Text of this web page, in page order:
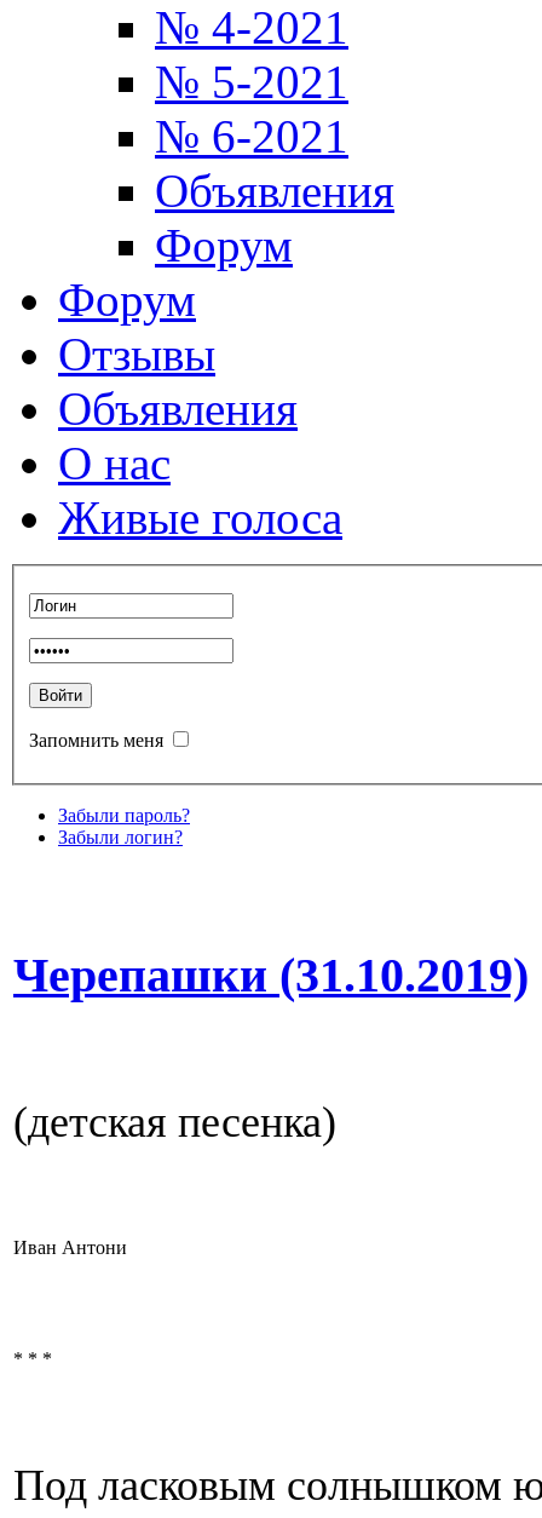
№ 4-2021
№ 5-2021
№ 6-2021
Объявления
Форум
Форум
Отзывы
Объявления
О нас
Живые голоса
Запомнить меня
Забыли пароль?
Забыли логин?
Черепашки (31.10.2019)
(детская песенка)
Иван Антони
* * *
Под ласковым солнышком